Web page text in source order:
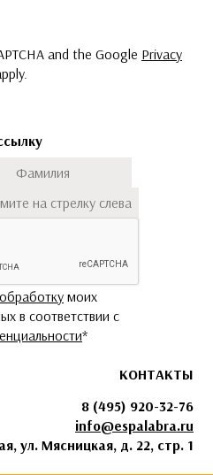
and the Google Privacy
Фамилия
моих
в соответствии с
*
КОНТАКТЫ
8 (495) 920-32-76
info@espalabra.ru
ул. Мясницкая, д. 22, стр. 1